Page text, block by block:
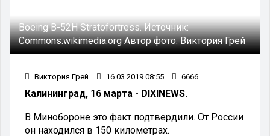
Boeing B-52H Stratofortress.Источник:
Commons.wikimedia.orgАвтор фото:Виктория Грей
Виктория Грей 16.03.2019 08:55 6666
Калининград, 16 марта - DIXINEWS.
В Минобороне это факт подтвердили. От России
он находился в 150 километрах.